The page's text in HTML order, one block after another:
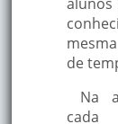
de
Na